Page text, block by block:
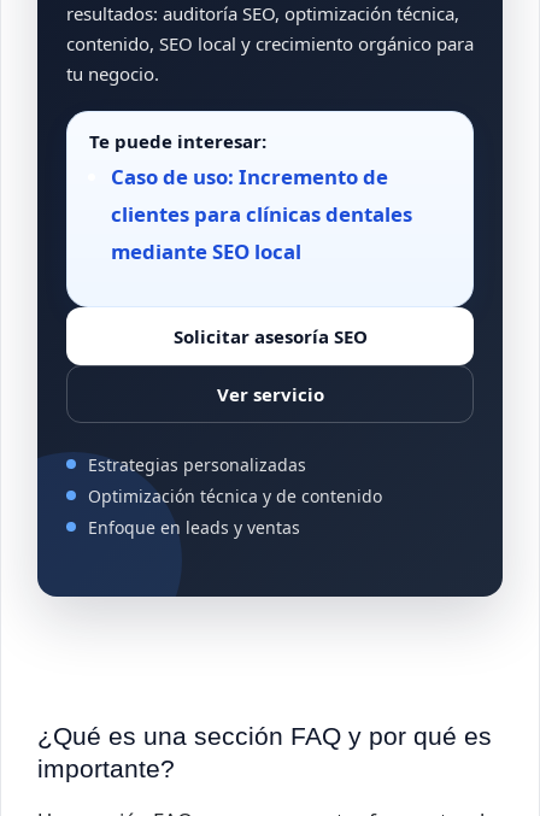
resultados: auditoría SEO, optimización técnica,
contenido, SEO local y crecimiento orgánico para
tu negocio.
Te puede interesar:
Caso de uso: Incremento de
clientes para clínicas dentales
mediante SEO local
Solicitar asesoría SEO
Ver servicio
Estrategias personalizadas
Optimización técnica y de contenido
Enfoque en leads y ventas
¿Qué es una sección FAQ y por qué es
importante?